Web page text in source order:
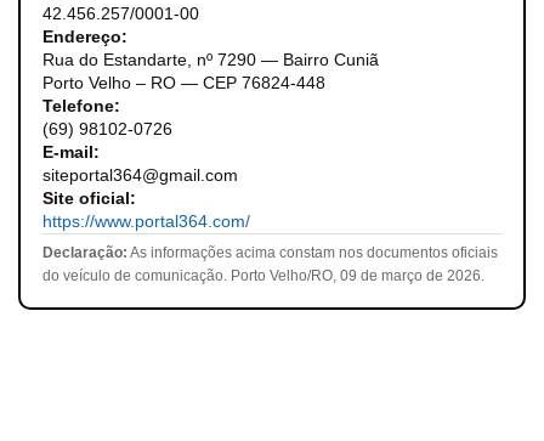
42.456.257/0001-00
Endereço:
Rua do Estandarte, nº 7290 — Bairro Cuniã
Porto Velho – RO — CEP 76824-448
Telefone:
(69) 98102-0726
E-mail:
siteportal364@gmail.com
Site oficial:
https://www.portal364.com/
Declaração: As informações acima constam nos documentos oficiais
do veículo de comunicação. Porto Velho/RO, 09 de março de 2026.